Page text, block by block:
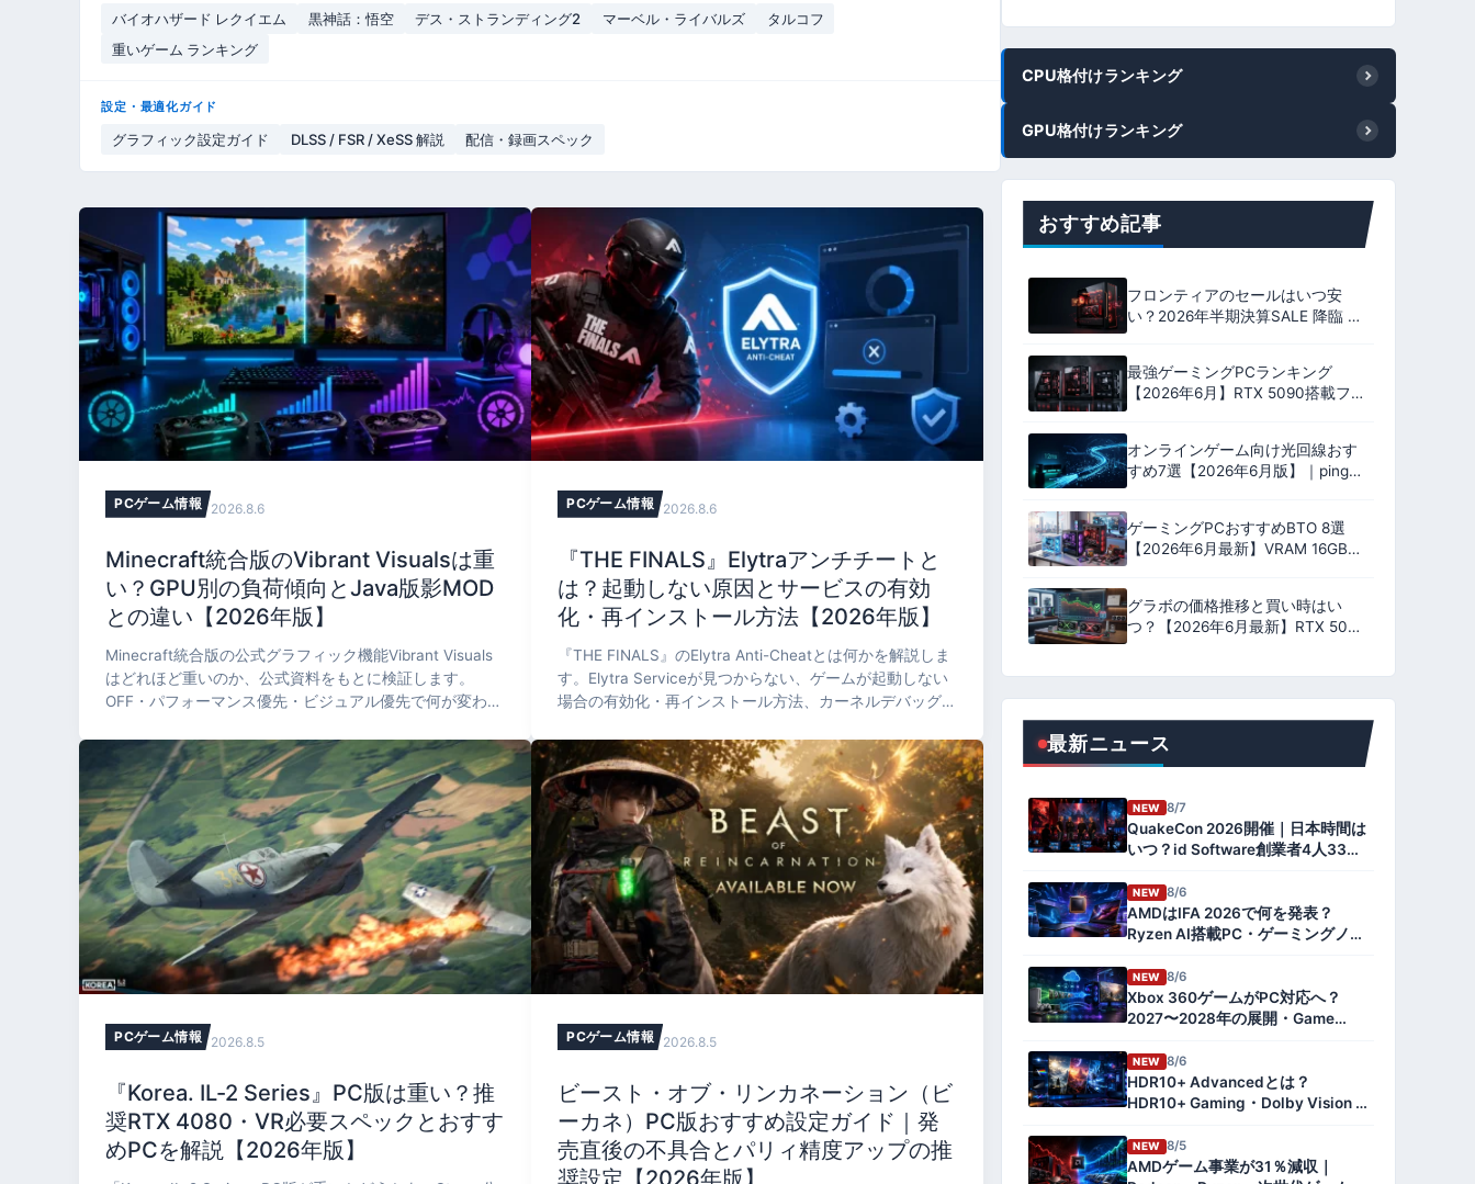
バイオハザード レクイエム 黒神話：悟空 デス・ストランディング2 マーベル・ライバルズ
タルコフ
重いゲーム ランキング
設定・最適化ガイド
グラフィック設定ガイド DLSS / FSR / XeSS 解説 配信・録画スペック
PCゲーム情報 2026.8.6
Minecraft統合版のVibrant Visualsは重
い？GPU別の負荷傾向とJava版影MOD
との違い【2026年版】
Minecraft統合版の公式グラフィック機能Vibrant Visuals
はどれほど重いのか、公式資料をもとに検証します。
OFF・パフォーマンス優先・ビジュアル優先で何が変わる
版のIris・OptiFineとの違い、乗り換えの判断基準まで整
理して解説します。
PCゲーム情報 2026.8.6
『THE FINALS』Elytraアンチチートと
は？起動しない原因とサービスの有効
化・再インストール方法【2026年版】
『THE FINALS』のElytra Anti-Cheatとは何かを解説しま
す。Elytra Serviceが見つからない、ゲームが起動しない
場合の有効化・再インストール方法、カーネルデバッグや
TFAVコードの見方まで紹介します。
PCゲーム情報 2026.8.5
『Korea. IL-2 Series』PC版は重い？推
奨RTX 4080・VR必要スペックとおすす
めPCを解説【2026年版】
PCゲーム情報 2026.8.5
ビースト・オブ・リンカネーション（ビ
ーカネ）PC版おすすめ設定ガイド｜発
売直後の不具合とパリィ精度アップの推
奨設定【2026年版】
CPU格付けランキング
GPU格付けランキング
おすすめ記事
フロンティアのセールはいつ安
い？2026年半期決算SALE 降臨 全
18機種のおすすめ｜いちおしは
9800X3D ＋ RX 9070 XT
最強ゲーミングPCランキング
【2026年6月】RTX 5090搭載フラ
グシップ9機を性能・安定性・コス
パ・保証の4軸100点で格付け
オンラインゲーム向け光回線おす
すめ7選【2026年6月版】｜ping実
測比較とプロバイダ選びで失敗し
ない完全ガイド
ゲーミングPCおすすめBTO 8選
【2026年6月最新】VRAM 16GB中
心・17万円台〜RTX 5060
Ti/5070/5080搭載モデル
グラボの価格推移と買い時はい
つ？【2026年6月最新】RTX 50・
RX 9000の値下がり予測と購入判
最新ニュース
NEW 8/7
QuakeCon 2026開催｜日本時間は
いつ？id Software創業者4人33年
とめ【速報】
NEW 8/6
AMDはIFA 2026で何を発表？
Ryzen AI搭載PC・ゲーミングノー
NEW 8/6
Xbox 360ゲームがPC対応へ？
2027〜2028年の展開・Game
説NEW 8/6
HDR10+ Advancedとは？
HDR10+ Gaming・Dolby Vision 2
【2026年版】
NEW 8/5
AMDゲーム事業が31％減収｜